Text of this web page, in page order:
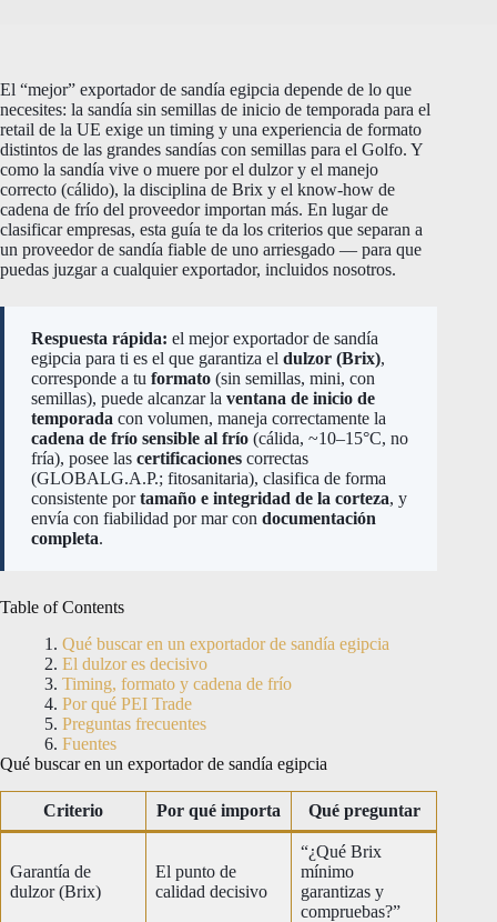
El “mejor” exportador de sandía egipcia depende de lo que
necesites: la sandía sin semillas de inicio de temporada para el
retail de la UE exige un timing y una experiencia de formato
distintos de las grandes sandías con semillas para el Golfo. Y
como la sandía vive o muere por el dulzor y el manejo
correcto (cálido), la disciplina de Brix y el know-how de
cadena de frío del proveedor importan más. En lugar de
clasificar empresas, esta guía te da los criterios que separan a
un proveedor de sandía fiable de uno arriesgado — para que
puedas juzgar a cualquier exportador, incluidos nosotros.
Respuesta rápida: el mejor exportador de sandía
egipcia para ti es el que garantiza el dulzor (Brix),
corresponde a tu formato (sin semillas, mini, con
semillas), puede alcanzar la ventana de inicio de
temporada con volumen, maneja correctamente la
cadena de frío sensible al frío (cálida, ~10–15°C, no
fría), posee las certificaciones correctas
(GLOBALG.A.P.; fitosanitaria), clasifica de forma
consistente portamaño e integridad de la corteza, y
envía con fiabilidad por mar con documentación
completa.
Table of Contents
Qué buscar en un exportador de sandía egipcia
El dulzor es decisivo
Timing, formato y cadena de frío
Por qué PEI Trade
Preguntas frecuentes
Fuentes
Qué buscar en un exportador de sandía egipcia
Criterio Por qué importa Qué preguntar
Garantía de
dulzor (Brix)
El punto de
calidad decisivo
“¿Qué Brix
mínimo
garantizas y
compruebas?”